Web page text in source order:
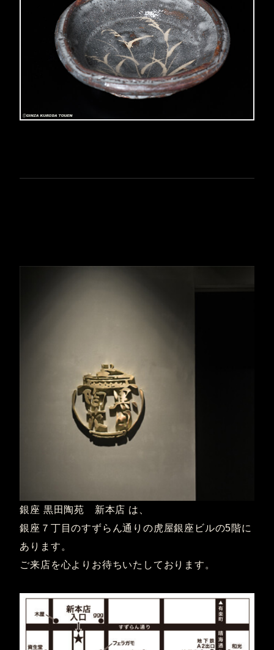
銀座 黒田陶苑 新本店 は、
銀座７丁目のすずらん通りの虎屋銀座ビルの5階に
あります。
ご来店を心よりお待ちいたしております。